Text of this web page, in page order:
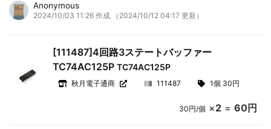
Anonymous
2024/10/03 11:26 作成 （2024/10/12 04:17 更新）
[111487]4回路3ステートバッファー
TC74AC125PTC74AC125P
秋月電子通商 111487 1個 30円
30円/個 ×2= 60円